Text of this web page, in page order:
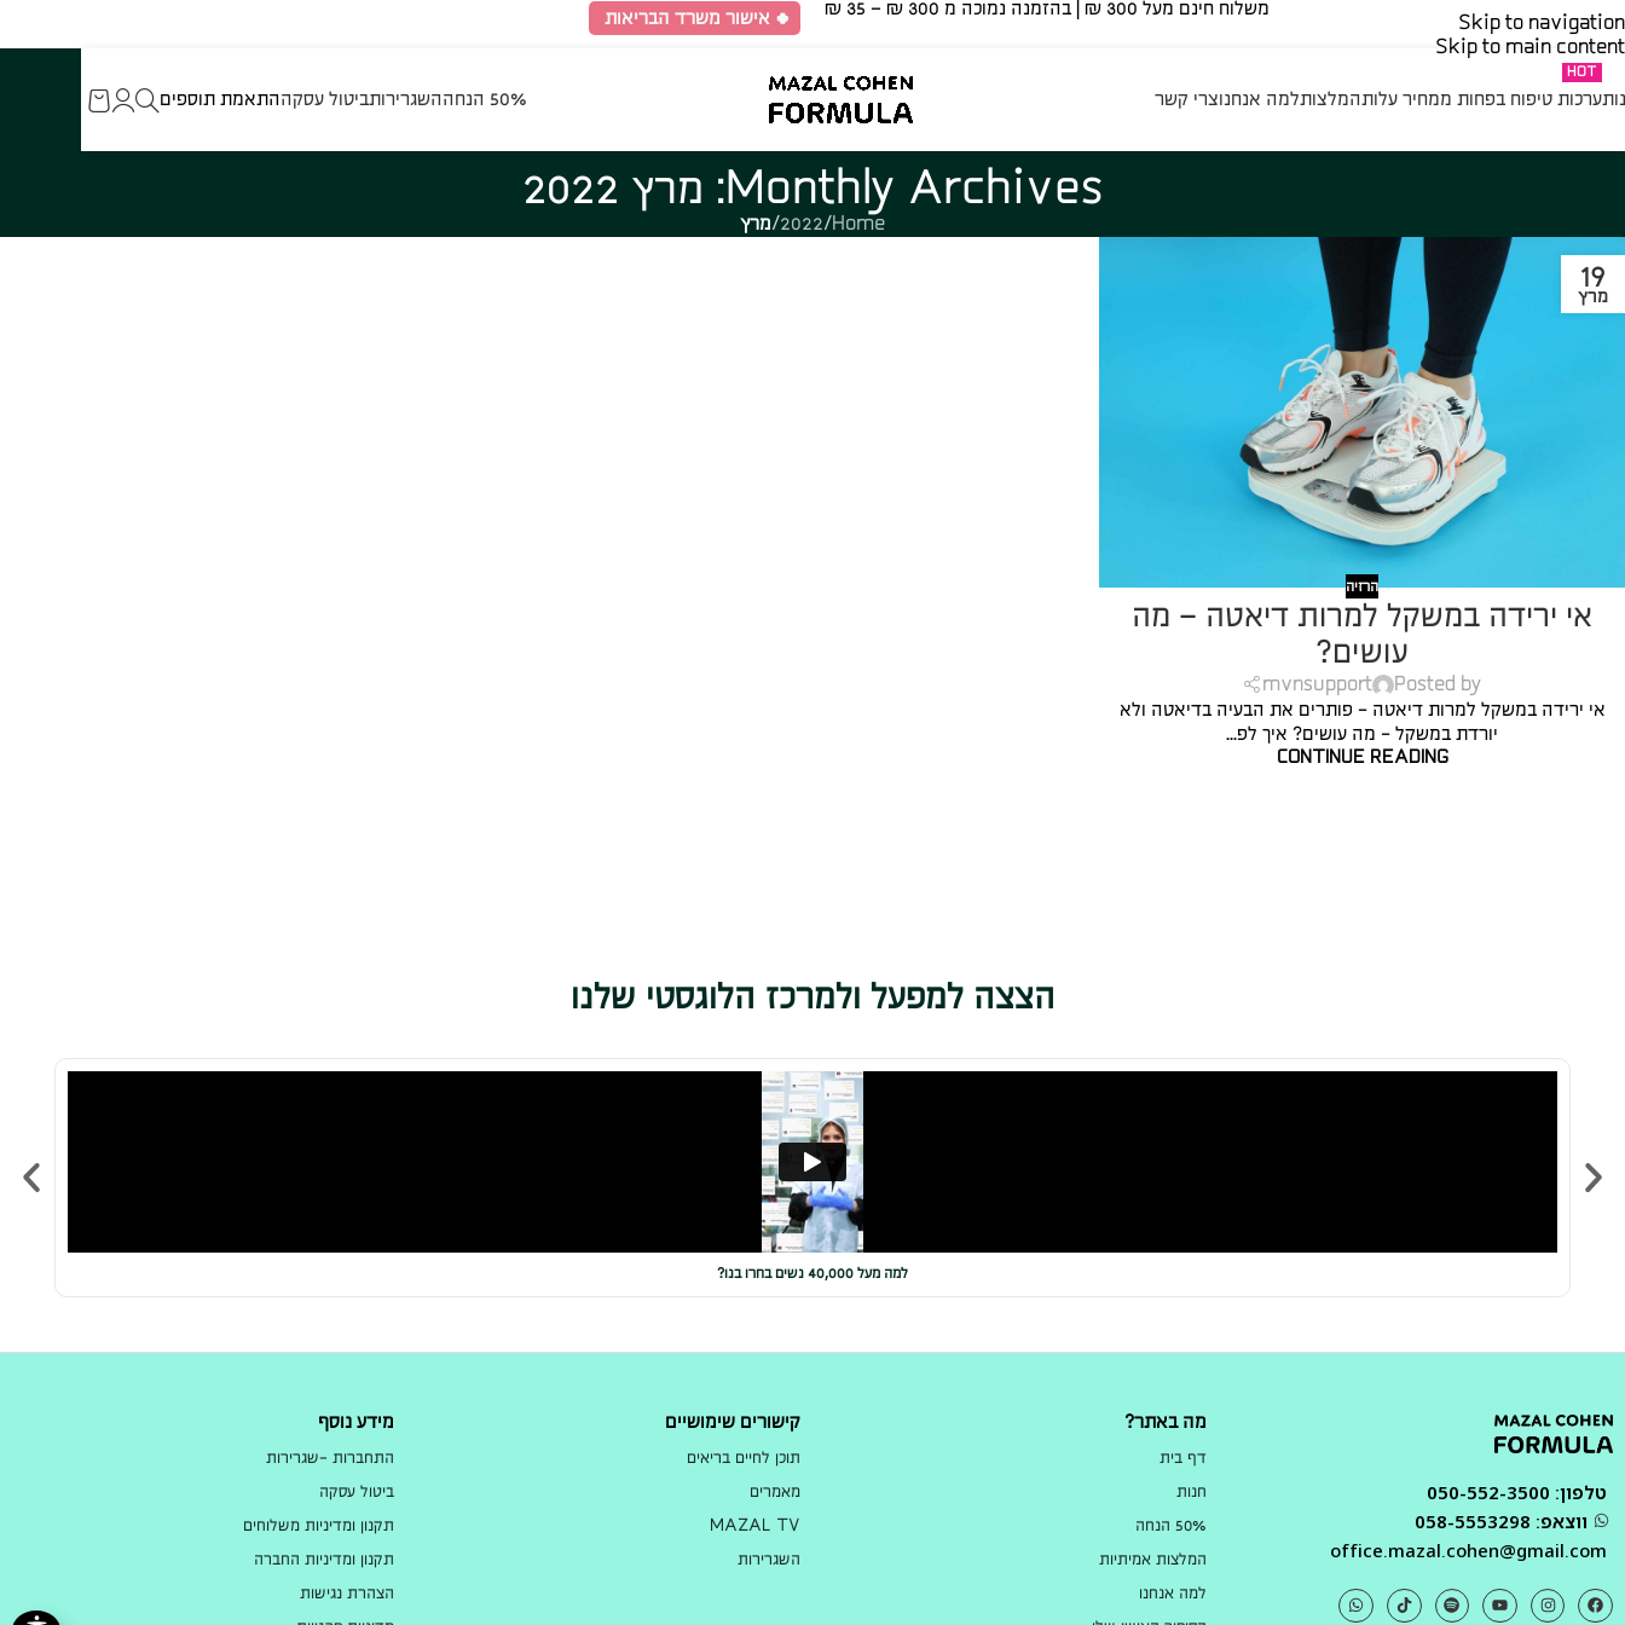
Skip to navigation
Skip to main content
משלוח חינם מעל 300 ₪ | בהזמנה נמוכה מ 300 ₪ – 35 ₪​ 🍀 אישור משרד הבריאות
ערכות טיפוח בפחות ממחיר עלות
HOT
המלצותלמה אנחנוצרי קשר 50% הנחה השגרירותביטול עסקההתאמת תוספים
Monthly Archives: מרץ 2022
Home
/
2022
/מרץ
19
מרץ
הרזיה
אי ירידה במשקל למרות דיאטה – מה
עושים?
Posted by
mvnsupport
אי ירידה במשקל למרות דיאטה - פותרים את הבעיה בדיאטה ולא
יורדת במשקל - מה עושים? איך לפ...
CONTINUE READING
הצצה למפעל ולמרכז הלוגסטי שלנו
למה מעל 40,000 נשים בחרו בנו?
טלפון: 050-552-3500
ווצאפ: 058-5553298
office.mazal.cohen@gmail.com
מה באתר?
דף בית
חנות
50% הנחה
המלצות אמיתיות
למה אנחנו
קישורים שימושיים
תוכן לחיים בריאים
מאמרים
MAZAL TV
השגרירות
מידע נוסף
התחברות -שגרירות
ביטול עסקה
תקנון ומדיניות משלוחים
תקנון ומדיניות החברה
הצהרת נגישות